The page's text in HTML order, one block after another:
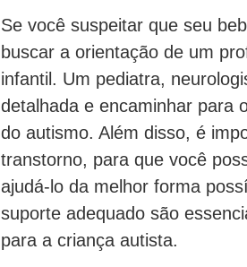
Se você suspeitar que seu
buscar a orientação de um
infantil. Um pediatra,
detalhada e encaminhar para
do autismo. Além disso, é
transtorno, para que você
ajudá-lo da melhor forma
suporte adequado são
para a criança autista.